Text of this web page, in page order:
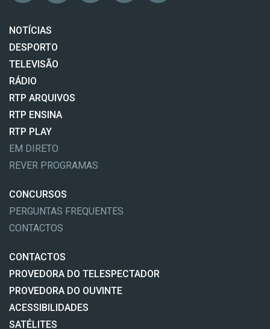
NOTÍCIAS
DESPORTO
TELEVISÃO
RÁDIO
RTP ARQUIVOS
RTP ENSINA
RTP PLAY
EM DIRETO
REVER PROGRAMAS
CONCURSOS
PERGUNTAS FREQUENTES
CONTACTOS
CONTACTOS
PROVEDORA DO TELESPECTADOR
PROVEDORA DO OUVINTE
ACESSIBILIDADES
SATÉLITES